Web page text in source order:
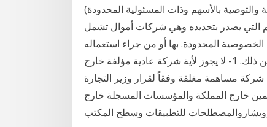
بالأسهم وذات المسئولية المحدودة)
التي يصدر بتحديده وهي شركات أموال تشمل
المحدودة. بها أو من جراء استعماله
أموالها واسمها أو علاماتها التجارية وأن يدفع إليها تعويضاً عن ذلك. 1- لا يجوز لأية شركة عادية مؤلفة خارج
ﻣﺴﺆوﻟﻴﺔ ﻣﺤﺪودة إﻟﻰ ﺷﺮﻛﺔ ﻣﺴﺎﻫﻤﺔ ﻣﻐﻠﻘﺔ وﻓﻘﺎً ﻟﻘﺮار وزﻳﺮ اﻟﺘﺠﺎرة
اﻟﻤﻘﻴﻤﻴﻦ ﺧﺎرج اﻟﻤﻤﻠﻜﺔ واﻟﻤﺆﺳﺴﺎت اﻟﻤﺴﺠﻠﺔ ﺧﺎرج
للتطبيقات وسطح المكتب